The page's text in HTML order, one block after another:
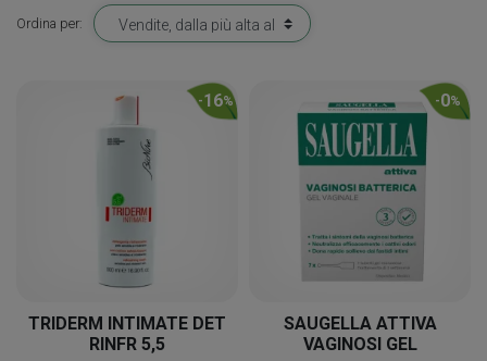
Ordina per:
-16%
TRIDERM INTIMATE DET
RINFR 5,5
-0%
SAUGELLA ATTIVA
VAGINOSI GEL